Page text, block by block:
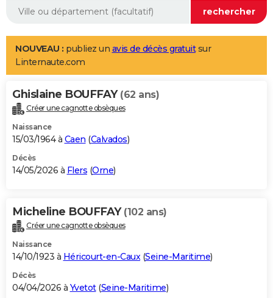
Aménagement intérieur
LIFESTYLE
Art de vivre
Bien-être
Loisirs
Mode
Modes de vie
Alimentation
Guide de la santé
Maladies
Médicaments
Sommeil
VOYAGE
Destinations
City break
Voyage nature
Voyage de noces
Forum
Climat
+PHOTO
GUIDES D'ACHAT
BONS PLANS
Carte de Noël
Carte Bonne année
Carte Saint-Valentin
Carte Pâques
Carte d'anniversaire
DICTIONNAIRE
Dictionnaire
Biographies
Citations
Expressions
Proverbes
PROGRAMME TV
S'inscrire
Se connecter
Lycées
Collèges
Primaires
Universités
Entreprises
Service militaire
Avis de recherche
AVIS DE DÉCÈS
NOUVEAU : publiez un avis de décès gratuitsur
Linternaute.com
Ghislaine BOUFFAY (62 ans)
Créer une cagnotte obsèques
Naissance
15/03/1964 à Caen (Calvados)
Décès
14/05/2026 à Flers (Orne)
Micheline BOUFFAY (102 ans)
Créer une cagnotte obsèques
Naissance
14/10/1923 à Héricourt-en-Caux(Seine-Maritime)
Décès
04/04/2026 à Yvetot(Seine-Maritime)